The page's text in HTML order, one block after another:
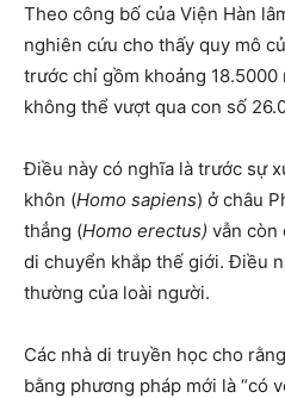
Theo công bố của Viện Hàn
nghiên cứu cho thấy quy mô
trước chỉ gồm khoảng
không thể vượt qua con số
Điều này có nghĩa là trước sự
khôn (Homo sapiens) ở châu
thẳng (Homo erectus) vẫn còn
di chuyển khắp thế giới. Điều
thường của loài người.
Các nhà di truyền học cho
bằng phương pháp mới là “có